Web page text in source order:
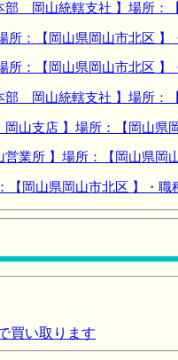
岡山統轄支社 】場所：
：【岡山県岡山市北区 】
：【岡山県岡山市北区 】
岡山統轄支社 】場所：
山支店 】場所：【岡山県
業所 】場所：【岡山県岡
岡山県岡山市北区 】・職
買い取ります